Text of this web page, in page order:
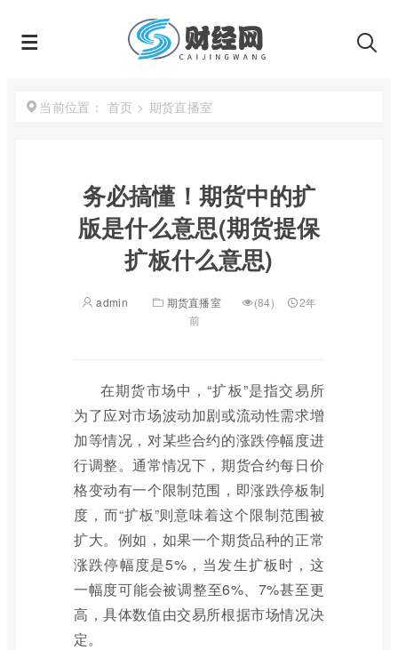
当前位置： 首页 > 期货直播室
务必搞懂！期货中的扩
版是什么意思(期货提保
扩板什么意思)
admin 期货直播室 (84)
2年
前
在期货市场中，“扩板”是指交易所
为了应对市场波动加剧或流动性需求增
加等情况，对某些合约的涨跌停幅度进
行调整。通常情况下，期货合约每日价
格变动有一个限制范围，即涨跌停板制
度，而“扩板”则意味着这个限制范围被
扩大。例如，如果一个期货品种的正常
涨跌停幅度是5%，当发生扩板时，这
一幅度可能会被调整至6%、7%甚至更
高，具体数值由交易所根据市场情况决
定。